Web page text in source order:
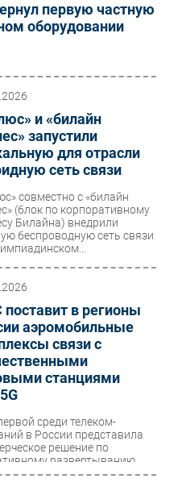
первую частную
оборудовании
и «билайн
запустили
для отрасли
сеть связи
совместно с «билайн
(блок по корпоративному
Билайна) внедрили
беспроводную сеть связи
в регионы
аэромобильные
связи с
станциями
среди телеком-
в России представила
решение по
развертыванию
связи —